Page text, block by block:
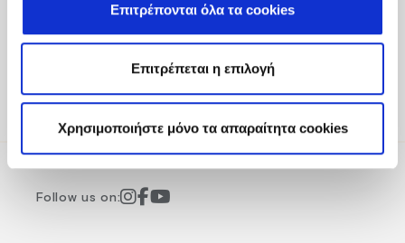
Επιτρέπονται όλα τα cookies
Επιτρέπεται η επιλογή
Χρησιμοποιήστε μόνο τα απαραίτητα cookies
To receive updates about exclusive
Sign Up
Follow us on: